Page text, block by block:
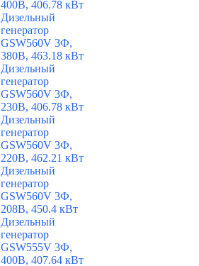
400В, 406.78 кВт
Дизельный
генератор
GSW560V 3Ф,
380В, 463.18 кВт
Дизельный
генератор
GSW560V 3Ф,
230В, 406.78 кВт
Дизельный
генератор
GSW560V 3Ф,
220В, 462.21 кВт
Дизельный
генератор
GSW560V 3Ф,
208В, 450.4 кВт
Дизельный
генератор
GSW555V 3Ф,
400В, 407.64 кВт